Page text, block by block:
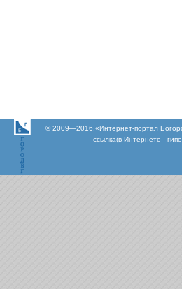
© 2009—2016,«Интернет-портал
ссылка(в Интернете -